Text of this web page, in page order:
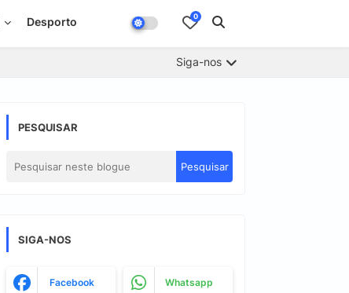
Desporto 0
Siga-nos
PESQUISAR
SIGA-NOS
Facebook Whatsapp